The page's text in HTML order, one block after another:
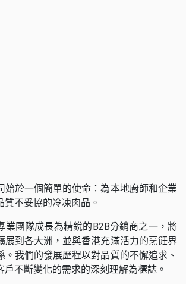
始於一個簡單的使命：為本地廚師和企業
不妥協的冷凍肉品。
業團隊成長為精銳的B2B分銷商之一，將
展到各大洲，並與香港充滿活力的烹飪界
。我們的發展歷程以對品質的不懈追求、
戶不斷變化的需求的深刻理解為標誌。